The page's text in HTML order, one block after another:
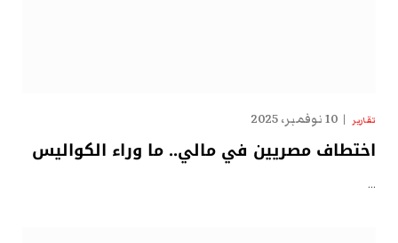
تقارير 10 نوفمبر، 2025
اختطاف مصريين في مالي.. ما وراء الكواليس
…